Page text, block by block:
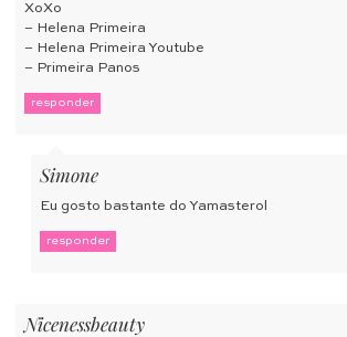
XoXo
– Helena Primeira
– Helena Primeira Youtube
– Primeira Panos
responder
Simone
Eu gosto bastante do Yamasterol
responder
Nicenessbeauty